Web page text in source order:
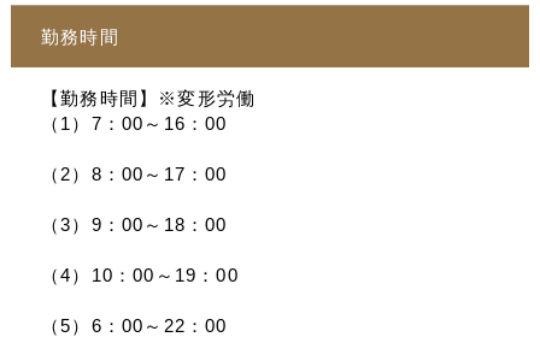
勤務時間
【勤務時間】※変形労働
（1）7：00～16：00
（2）8：00～17：00
（3）9：00～18：00
（4）10：00～19：00
（5）6：00～22：00